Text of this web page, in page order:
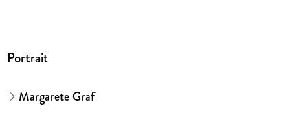
Portrait
Margarete Graf